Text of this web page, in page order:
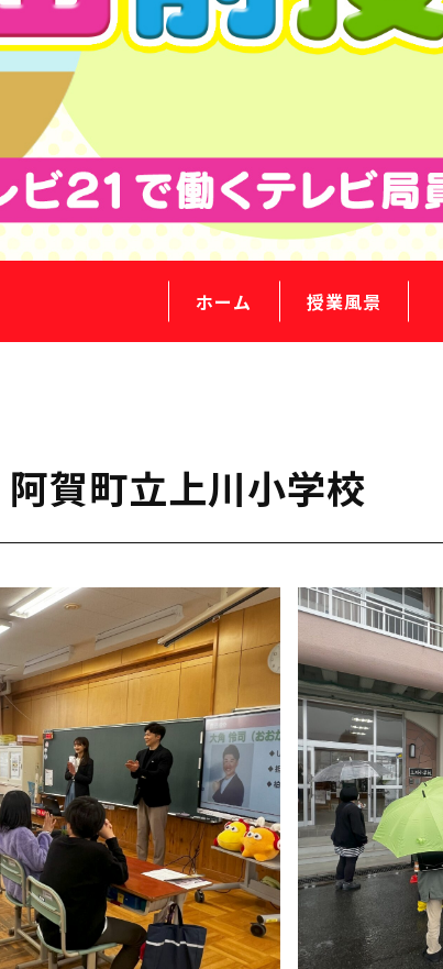
ホーム 授業風景
賀町立上川小学校